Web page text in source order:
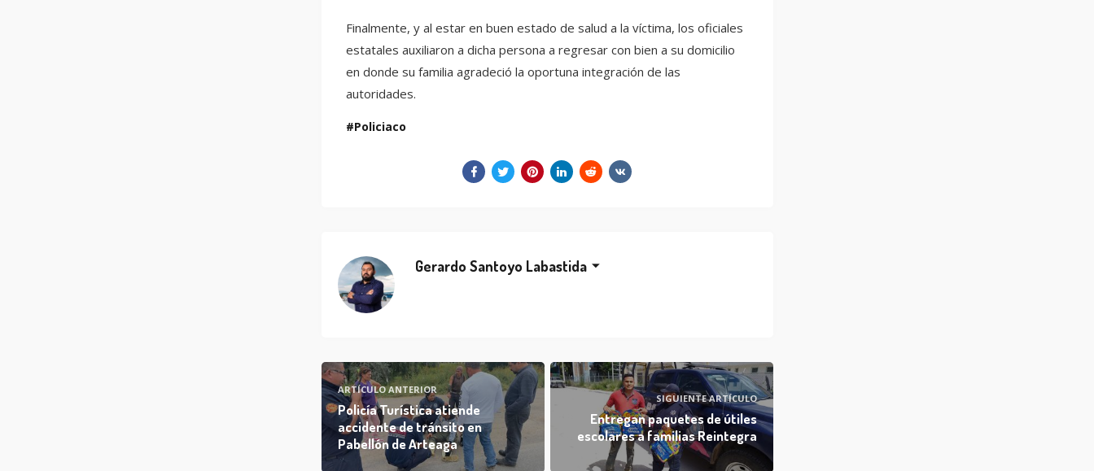
Finalmente, y al estar en buen estado de salud a la víctima, los oficiales
estatales auxiliaron a dicha persona a regresar con bien a su domicilio
en donde su familia agradeció la oportuna integración de las
autoridades.
Policiaco
Gerardo Santoyo Labastida
ARTÍCULO ANTERIOR
Policía Turística atiende
accidente de tránsito en
Pabellón de Arteaga
SIGUIENTE ARTÍCULO
Entregan paquetes de útiles
escolares a familias Reintegra